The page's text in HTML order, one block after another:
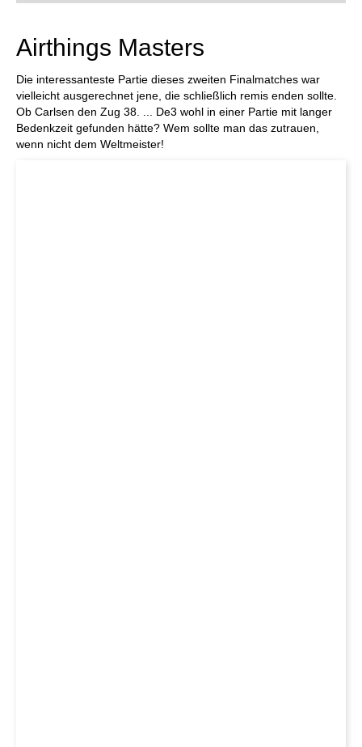
individueller als je zuvor.
Airthings Masters
Die interessanteste Partie dieses zweiten Finalmatches war
vielleicht ausgerechnet jene, die schließlich remis enden sollte.
Ob Carlsen den Zug 38. ... De3 wohl in einer Partie mit langer
Bedenkzeit gefunden hätte? Wem sollte man das zutrauen,
wenn nicht dem Weltmeister!